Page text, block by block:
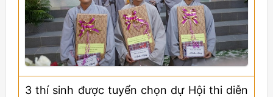
3 thí sinh được tuyển chọn dự Hội thi diễn